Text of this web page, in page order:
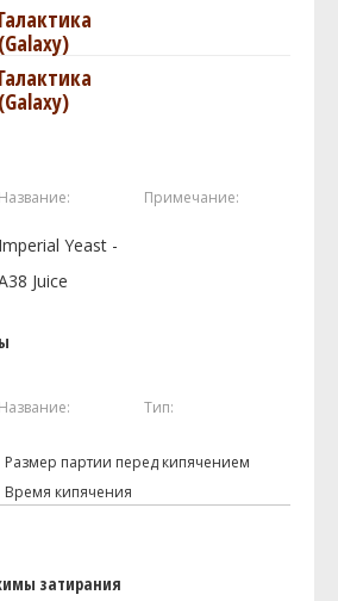
Галактика
(Galaxy)
Галактика
(Galaxy)
Название: Примечание:
Imperial Yeast -
Juice
Название: Тип:
Размер партии перед кипячением
Время кипячения
затирания